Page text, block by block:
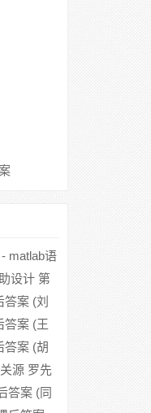
matlab语
(薛定宇)
设计 第
案 (刘
答案 (王
答案 (胡
源 罗先
答案 (同